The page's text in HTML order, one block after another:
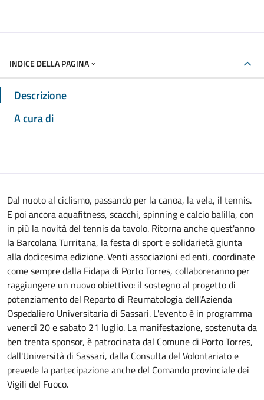
INDICE DELLA PAGINA
Descrizione
A cura di
Dal nuotoal ciclismo, passando per la canoa, la vela, il tennis.
E poi ancora aquafitness, scacchi, spinninge calcio balilla, con
in più la novità del tennis da tavolo. Ritorna anche quest'anno
la Barcolana Turritana, la festa di sport e solidarietà giunta
alla dodicesima edizione. Venti associazioni ed enti, coordinate
come sempre dalla Fidapa di Porto Torres, collaboreranno per
raggiungere un nuovo obiettivo: il sostegno al progetto di
potenziamento del Reparto di Reumatologia dell'Azienda
Ospedaliero Universitaria di Sassari. L'evento è in programma
venerdì 20 e sabato 21 luglio. La manifestazione, sostenuta da
ben trenta sponsor, è patrocinata dal Comune di Porto Torres,
dall'Università di Sassari, dalla Consulta del Volontariato e
prevede la partecipazione anche del Comando provinciale dei
Vigili del Fuoco.